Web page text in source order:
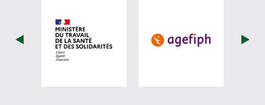
visiter les site de Ministère du travail
visiter les